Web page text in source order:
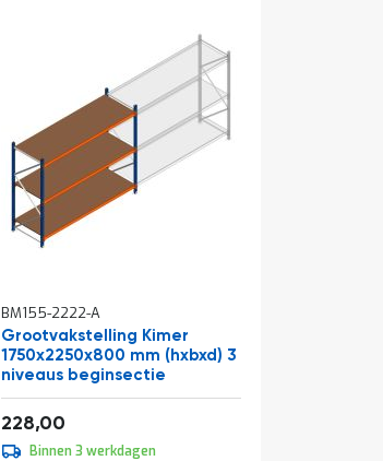
BM155-2222-A
Grootvakstelling Kimer
1750x2250x800 mm (hxbxd) 3
niveaus beginsectie
Vanaf
228,00
Binnen 3 werkdagen